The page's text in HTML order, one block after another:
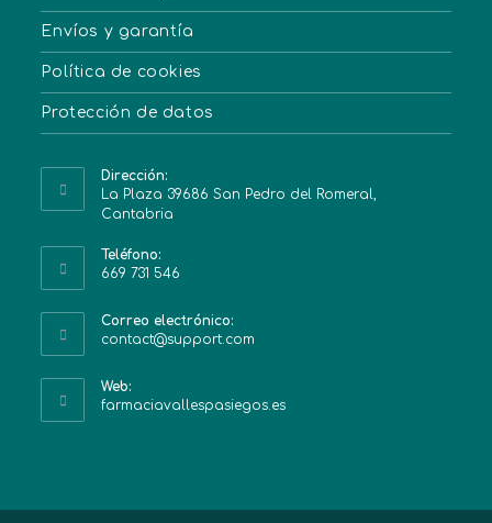
Envíos y garantía
Política de cookies
Protección de datos
Dirección:
La Plaza 39686 San Pedro del Romeral,
Cantabria
Teléfono:
669 731 546
Correo electrónico:
contact@support.com
Web:
farmaciavallespasiegos.es